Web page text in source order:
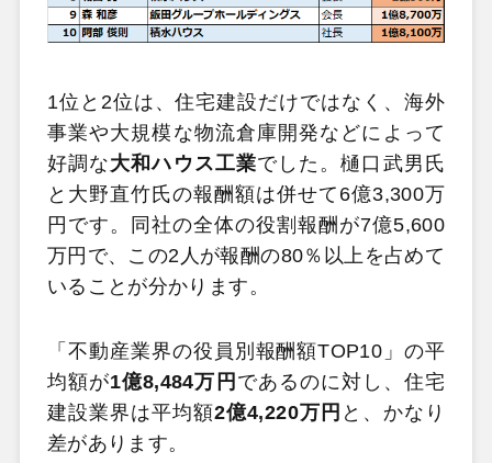
1位と2位は、住宅建設だけではなく、海外
事業や大規模な物流倉庫開発などによって
好調な大和ハウス工業でした。樋口武男氏
と大野直竹氏の報酬額は併せて6億3,300万
円です。同社の全体の役割報酬が7億5,600
万円で、この2人が報酬の80％以上を占めて
いることが分かります。
「不動産業界の役員別報酬額TOP10」の平
均額が1億8,484万円 であるのに対し、住宅
建設業界は平均額2億4,220万円 と、かなり
差があります。